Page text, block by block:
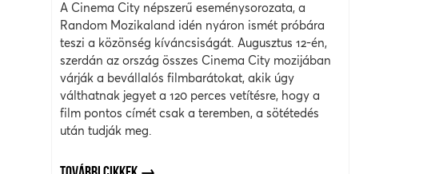
A Cinema City népszerű eseménysorozata, a
Random Mozikaland idén nyáron ismét próbára
teszi a közönség kíváncsiságát. Augusztus 12-én,
szerdán az ország összes Cinema City mozijában
várják a bevállalós filmbarátokat, akik úgy
válthatnak jegyet a 120 perces vetítésre, hogy a
film pontos címét csak a teremben, a sötétedés
után tudják meg.